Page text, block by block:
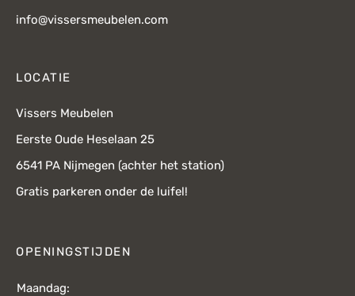
info@vissersmeubelen.com
LOCATIE
Vissers Meubelen
Eerste Oude Heselaan 25
6541 PA Nijmegen (achter het station)
Gratis parkeren onder de luifel!
OPENINGSTIJDEN
Maandag: